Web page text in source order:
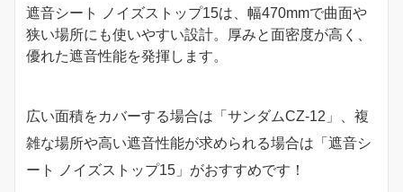
遮音シート ノイズストップ15は、幅470mmで曲面や
狭い場所にも使いやすい設計。厚みと面密度が高く、
優れた遮音性能を発揮します。
広い面積をカバーする場合は「サンダムCZ-12」、複
雑な場所や高い遮音性能が求められる場合は「遮音シ
ート ノイズストップ15」がおすすめです！